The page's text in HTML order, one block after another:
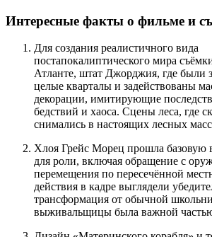
Интересные факты о фильме и
Для создания реалистичного вида
постапокалиптического мира
Атланте, штат Джорджия, где были
целые кварталы и задействованы
декорации, имитирующие
бедствий и хаоса. Сцены леса, где
снимались в настоящих лесных
Хлоя Грейс Морец прошла базовую
для роли, включая обращение с
перемещения по пересечённой
действия в кадре выглядели
трансформация от обычной
выживальщицы была важной